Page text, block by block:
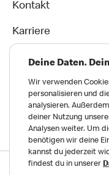
Kontakt
Karriere
Deine Daten.
Wir verwenden
personalisieren und
analysieren.
deiner Nutzung
Analysen weiter. Um
benötigen wir deine
kannst du jederzeit
findest du in unserer